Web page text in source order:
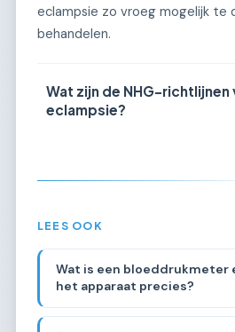
eclampsie zo vroeg mogelijk
behandelen.
Wat zijn de NHG-
eclampsie?
LEES OOK
Wat is een bloeddrukmeter
het apparaat precies?